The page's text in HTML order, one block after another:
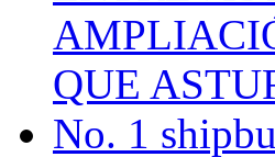
QUE
No. 1